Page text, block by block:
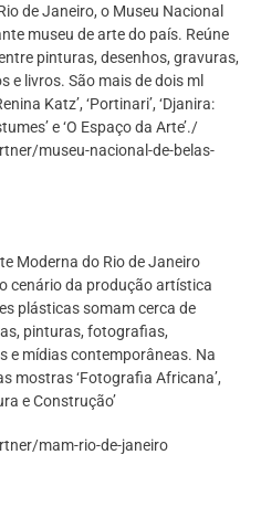
de Janeiro, o Museu Nacional
museu de arte do país. Reúne
pinturas, desenhos, gravuras,
e livros. São mais de dois ml
Katz’, ‘Portinari’, ‘Djanira:
e ‘O Espaço da Arte’./
museu-nacional-de-belas-
Moderna do Rio de Janeiro
cenário da produção artística
plásticas somam cerca de
pinturas, fotografias,
e mídias contemporâneas. Na
mostras ‘Fotografia Africana’,
e Construção’
mam-rio-de-janeiro